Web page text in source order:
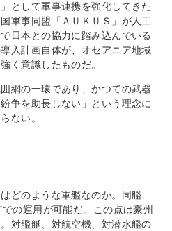
として軍事連携を強化してきた
軍事同盟「ＡＵＫＵＳ」が人工
日本との協力に踏み込んでいる
入計画自体が、オセアニア地域
く意識したものだ。
網の一環であり、かつての武器
争を助長しない」という理念に
ない。
どのような軍艦なのか。同艦
の運用が可能だ。この点は豪州
対艦艇、対航空機、対潜水艦の